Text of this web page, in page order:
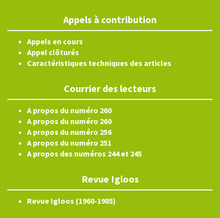
Appels à contribution
Appels en cours
Appel clôturés
Caractéristiques techniques des articles
Courrier des lecteurs
A propos du numéro 260
A propos du numéro 260
A propos du numéro 256
A propos du numéro 251
A propos des numéros 244 et 245
Revue Igloos
Revue Igloos (1960-1985)